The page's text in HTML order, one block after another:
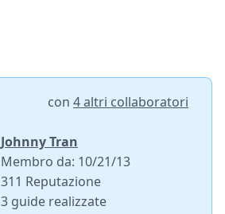
con 4 altri collaboratori
Johnny Tran
Membro da: 10/21/13
311 Reputazione
3 guide realizzate